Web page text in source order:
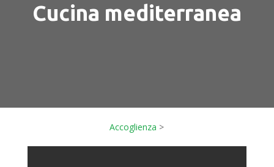
Cucina mediterranea
Accoglienza >